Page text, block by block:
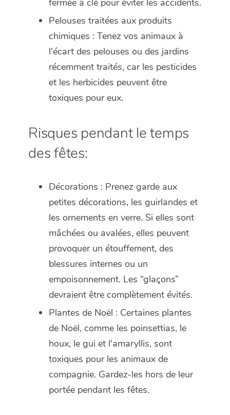
fermée à clé pour éviter les accidents.
Pelouses traitées aux produits
chimiques : Tenez vos animaux à
l'écart des pelouses ou des jardins
récemment traités, car les pesticides
et les herbicides peuvent être
toxiques pour eux.
Risques pendant le temps
des fêtes:
Décorations : Prenez garde aux
petites décorations, les guirlandes et
les ornements en verre. Si elles sont
mâchées ou avalées, elles peuvent
provoquer un étouffement, des
blessures internes ou un
empoisonnement. Les “glaçons”
devraient être complètement évités.
Plantes de Noël : Certaines plantes
de Noël, comme les poinsettias, le
houx, le gui et l'amaryllis, sont
toxiques pour les animaux de
compagnie. Gardez-les hors de leur
portée pendant les fêtes.